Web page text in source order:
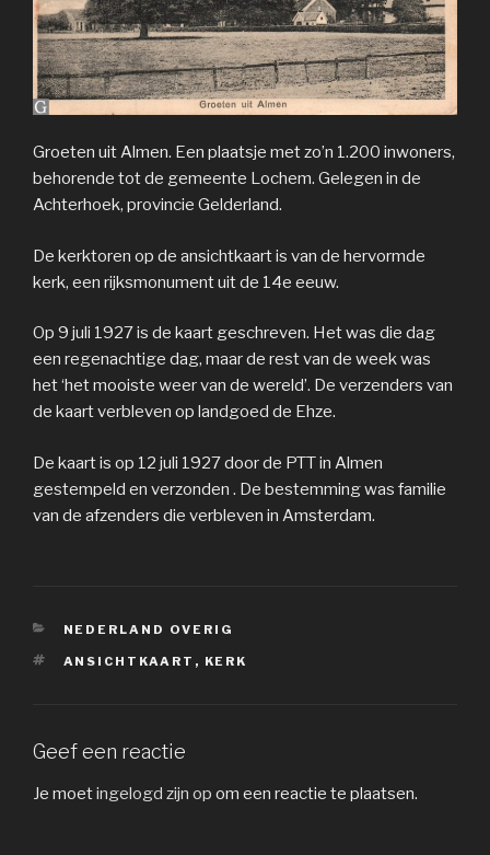
Groeten uit Almen. Een plaatsje met zo’n 1.200 inwoners,
behorende tot de gemeente Lochem. Gelegen in de
Achterhoek, provincie Gelderland.
De kerktoren op de ansichtkaart is van de hervormde
kerk, een rijksmonument uit de 14e eeuw.
Op 9 juli 1927 is de kaart geschreven. Het was die dag
een regenachtige dag, maar de rest van de week was
het ‘het mooiste weer van de wereld’. De verzenders van
de kaart verbleven op landgoed de Ehze.
De kaart is op 12 juli 1927 door de PTT in Almen
gestempeld en verzonden . De bestemming was familie
van de afzenders die verbleven in Amsterdam.
CATEGORIEËN
NEDERLAND OVERIG
TAGS
ANSICHTKAART , KERK
Geef een reactie
Je moetingelogd zijn op om een reactie te plaatsen.